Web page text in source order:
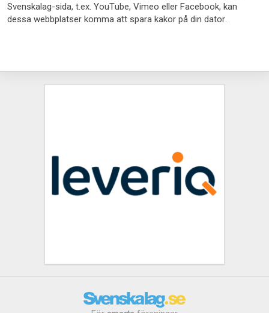
Svenskalag-sida, t.ex. YouTube, Vimeo eller Facebook, kan
dessa webbplatser komma att spara kakor på din dator.